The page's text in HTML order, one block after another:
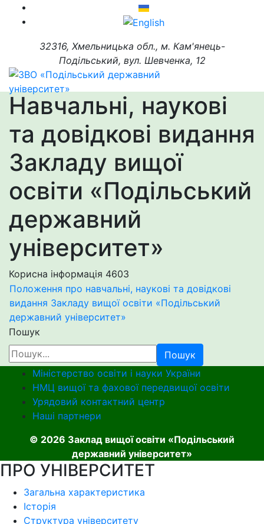
32316, Хмельницька обл., м. Кам'янець-
Подільський, вул. Шевченка, 12
Навчальні, наукові
та довідкові видання
Закладу вищої
освіти «Подільський
державний
університет»
Корисна інформація 4603
Положення про навчальні, наукові та довідкові
видання Закладу вищої освіти «Подільський
державний університет»
Пошук
Пошук
Міністерство освіти і науки України
НМЦ вищої та фахової передвищої освіти
Урядовий контактний центр
Наші партнери
© 2026 Заклад вищої освіти «Подільський
державний університет»
ПРО УНІВЕРСИТЕТ
Загальна характеристика
Історія
Структура університету